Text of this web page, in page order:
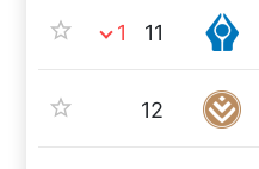
1 11
12